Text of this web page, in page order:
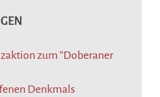
zum “Doberaner
Denkmals